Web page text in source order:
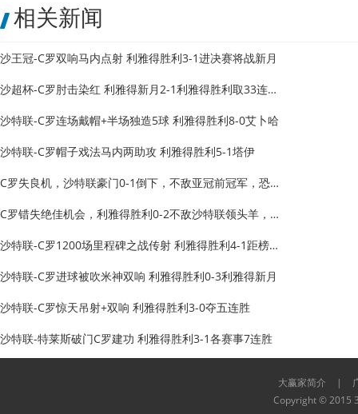
相关新闻
沙王冠-C罗双响马内点射 利雅得胜利3-1进决赛将战新月
沙超杯-C罗肘击染红 利雅得新月2-1利雅得胜利取33连胜创
沙特联-C罗连场戴帽+半场独造5球 利雅得胜利8-0艾卜哈
沙特联-C罗帽子戏法马内两助攻 利雅得胜利5-1塔伊
C罗失良机，沙特联豪门0-1倒下，不敌亚冠前冠军，恐止步亚冠八
C罗错失绝佳机会，利雅得胜利0-2不敌沙特联领头羊，6连胜终
沙特联-C罗1200场里程碑之战传射 利雅得胜利4-1距榜首7
沙特联-C罗进球被吹米神双响 利雅得胜利0-3利雅得新月
沙特联-C罗惊天吊射+双响 利雅得胜利3-0夺五连胜
沙特联-特莱斯破门C罗建功 利雅得胜利3-1各赛事7连胜
大赢家简介 |
Copyright © 2015